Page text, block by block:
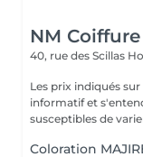
NM
40, rue des Scillas
Les prix indiqués
informatif et
susceptibles de
Coloration